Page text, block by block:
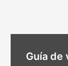
Guía de